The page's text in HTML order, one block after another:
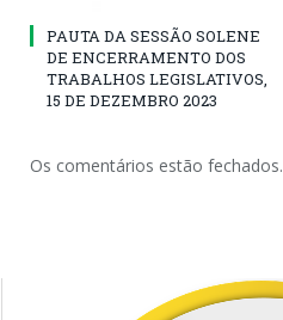
PAUTA DA SESSÃO SOLENE
DE ENCERRAMENTO DOS
TRABALHOS LEGISLATIVOS,
15 DE DEZEMBRO 2023
Os comentários estão fechados.